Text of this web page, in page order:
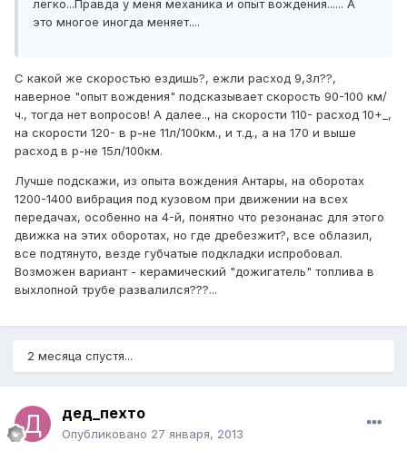
легко...Правда у меня механика и опыт вождения...... А
это многое иногда меняет....
С какой же скоростью ездишь?, ежли расход 9,3л??,
наверное "опыт вождения" подсказывает скорость 90-100 км/
ч., тогда нет вопросов! А далее.., на скорости 110- расход 10+_,
на скорости 120- в р-не 11л/100км., и т.д., а на 170 и выше
расход в р-не 15л/100км.
Лучше подскажи, из опыта вождения Антары, на оборотах
1200-1400 вибрация под кузовом при движении на всех
передачах, особенно на 4-й, понятно что резонанас для этого
движка на этих оборотах, но где дребезжит?, все облазил,
все подтянуто, везде губчатые подкладки испробовал.
Возможен вариант - керамический "дожигатель" топлива в
выхлопной трубе развалился???...
2 месяца спустя...
дед_пехто
Опубликовано 27 января, 2013